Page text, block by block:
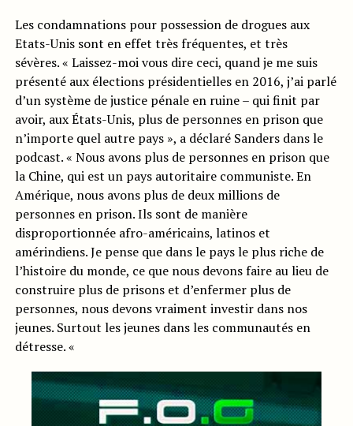
Les condamnations pour possession de drogues aux
Etats-Unis sont en effet très fréquentes, et très
sévères. « Laissez-moi vous dire ceci, quand je me suis
présenté aux élections présidentielles en 2016, j’ai parlé
d’un système de justice pénale en ruine – qui finit par
avoir, aux États-Unis, plus de personnes en prison que
n’importe quel autre pays », a déclaré Sanders dans le
podcast. « Nous avons plus de personnes en prison que
la Chine, qui est un pays autoritaire communiste. En
Amérique, nous avons plus de deux millions de
personnes en prison. Ils sont de manière
disproportionnée afro-américains, latinos et
amérindiens. Je pense que dans le pays le plus riche de
l’histoire du monde, ce que nous devons faire au lieu de
construire plus de prisons et d’enfermer plus de
personnes, nous devons vraiment investir dans nos
jeunes. Surtout les jeunes dans les communautés en
détresse. «